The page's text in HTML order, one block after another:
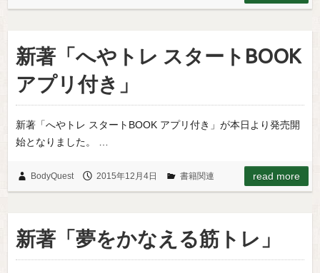
新著「へやトレ スタートBOOK
アプリ付き」
新著「へやトレ スタートBOOK アプリ付き」が本日より発売開
始となりました。 …
BodyQuest 2015年12月4日 書籍関連 read more
新著「夢をかなえる筋トレ」